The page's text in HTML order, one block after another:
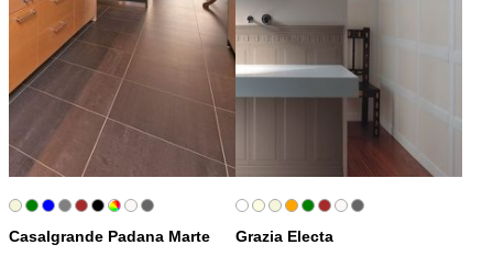
Casalgrande Padana Marte
Grazia Electa